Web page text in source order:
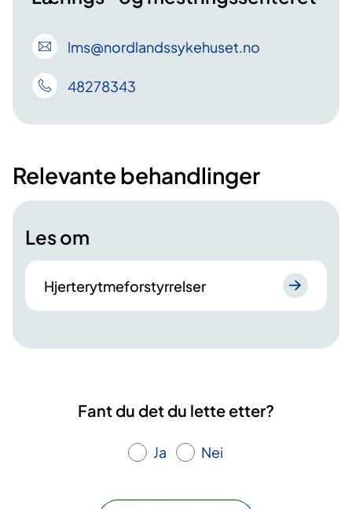
lms@nordlandssykehuset.no
48278343
Relevante behandlinger
Les om
Hjerterytmeforstyrrelser
Fant du det du lette etter?
Ja Nei